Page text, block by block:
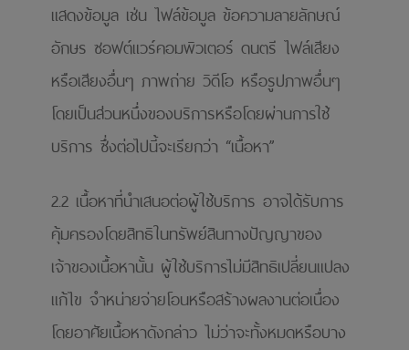
แสดงข้อมูล เช่น ไฟล์ข้อมูล ข้อความลายลักษณ์
อักษร ซอฟต์แวร์คอมพิวเตอร์ ดนตรี ไฟล์เสียง
หรือเสียงอื่นๆ ภาพถ่าย วิดีโอ หรือรูปภาพอื่นๆ
โดยเป็นส่วนหนึ่งของบริการหรือโดยผ่านการใช้
บริการ ซึ่งต่อไปนี้จะเรียกว่า “เนื้อหา”
2.2 เนื้อหาที่นําเสนอต่อผู้ใช้บริการ อาจได้รับการ
คุ้มครองโดยสิทธิในทรัพย์สินทางปัญญาของ
เจ้าของเนื้อหานั้น ผู้ใช้บริการไม่มีสิทธิเปลี่ยนแปลง
แก้ไข จําหน่ายจ่ายโอนหรือสร้างผลงานต่อเนื่อง
โดยอาศัยเนื้อหาดังกล่าว ไม่ว่าจะทั้งหมดหรือบาง